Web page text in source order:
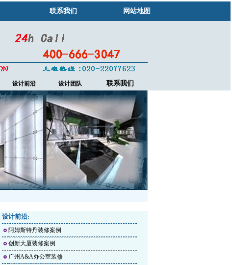
联系我们 网站地图
设计前沿 设计团队 联系我们
设计前沿:
阿姆斯特丹装修案例
创新大厦装修案例
广州A&A办公室装修